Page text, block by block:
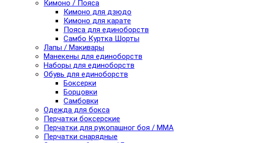
Кимоно / Пояса
Кимоно для дзюдо
Кимоно для карате
Пояса для единоборств
Самбо Куртка Шорты
Лапы / Макивары
Манекены для единоборств
Наборы для единоборств
Обувь для единоборств
Боксерки
Борцовки
Самбовки
Одежда для бокса
Перчатки боксерские
Перчатки для рукопашног боя / ММА
Перчатки снарядные